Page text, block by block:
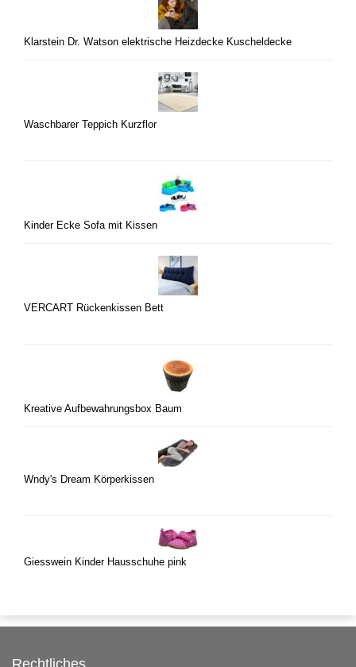
Klarstein Dr. Watson elektrische Heizdecke Kuscheldecke
Waschbarer Teppich Kurzflor
Kinder Ecke Sofa mit Kissen
VERCART Rückenkissen Bett
Kreative Aufbewahrungsbox Baum
Wndy's Dream Körperkissen
Giesswein Kinder Hausschuhe pink